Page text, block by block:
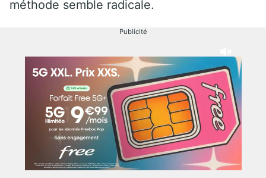
méthode semble radicale.
Publicité